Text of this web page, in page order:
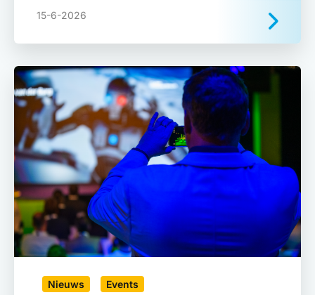
15-6-2026
Nieuws Events